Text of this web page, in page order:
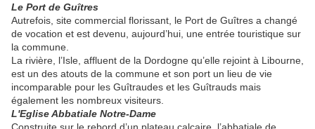
Le Port de Guîtres
Autrefois, site commercial florissant, le Port de Guîtres a changé
de vocation et est devenu, aujourd’hui, une entrée touristique sur
la commune.
La rivière, l’Isle, affluent de la Dordogne qu’elle rejoint à Libourne,
est un des atouts de la commune et son port un lieu de vie
incomparable pour les Guîtraudes et les Guîtrauds mais
également les nombreux visiteurs.
L'Eglise Abbatiale Notre-Dame